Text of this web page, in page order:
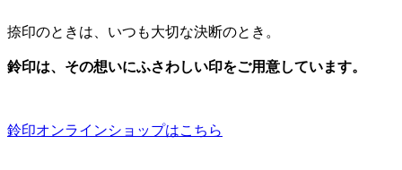
捺印のときは、いつも大切な決断のとき。
鈴印は、その想いにふさわしい印をご用意しています。
鈴印オンラインショップはこちら